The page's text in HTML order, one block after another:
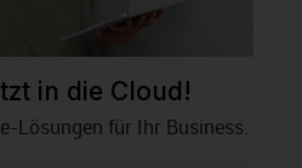
in die Cloud!
Lösungen für Ihr Business.